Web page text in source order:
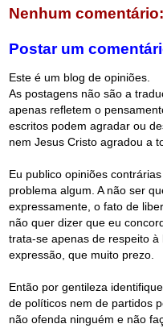
Nenhum comentário:
Postar um
Este é um blog de opiniões.
As postagens não são a
apenas refletem o
escritos podem agradar ou
nem Jesus Cristo agradou a
Eu publico opiniões
problema algum. A não ser
expressamente, o fato de
não quer dizer que eu
trata-se apenas de respeito à
expressão, que muito prezo.
Então por gentileza
de políticos nem de partidos
não ofenda ninguém e não